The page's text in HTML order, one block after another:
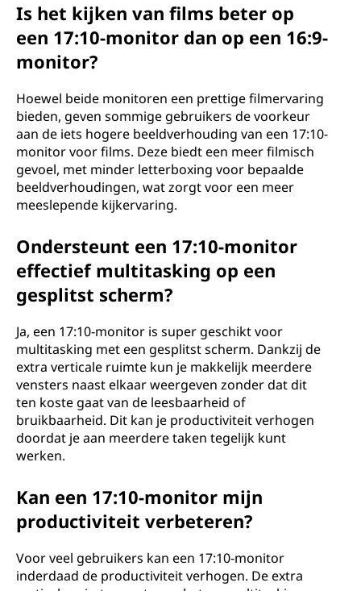
Is het kijken van films beter op
een 17:10-monitor dan op een 16:9-
monitor?
Hoewel beide monitoren een prettige filmervaring
bieden, geven sommige gebruikers de voorkeur
aan de iets hogere beeldverhouding van een 17:10-
monitor voor films. Deze biedt een meer filmisch
gevoel, met minder letterboxing voor bepaalde
beeldverhoudingen, wat zorgt voor een meer
meeslepende kijkervaring.
Ondersteunt een 17:10-monitor
effectief multitasking op een
gesplitst scherm?
Ja, een 17:10-monitor is super geschikt voor
multitasking met een gesplitst scherm. Dankzij de
extra verticale ruimte kun je makkelijk meerdere
vensters naast elkaar weergeven zonder dat dit
ten koste gaat van de leesbaarheid of
bruikbaarheid. Dit kan je productiviteit verhogen
doordat je aan meerdere taken tegelijk kunt
werken.
Kan een 17:10-monitor mijn
productiviteit verbeteren?
Voor veel gebruikers kan een 17:10-monitor
inderdaad de productiviteit verhogen. De extra